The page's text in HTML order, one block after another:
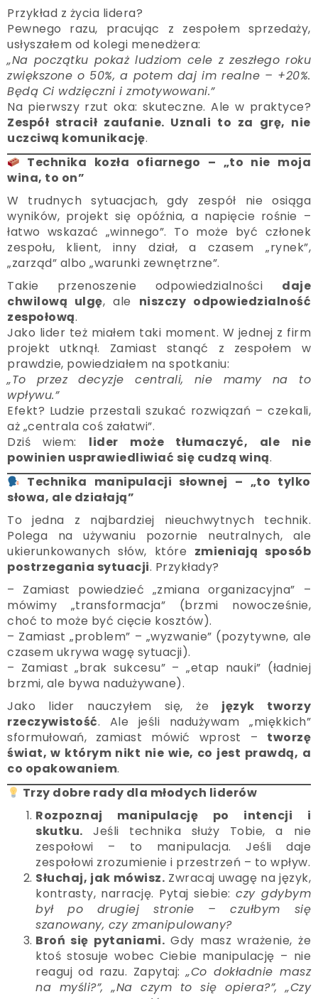
Przykład z życia lidera?
Pewnego razu, pracując z zespołem sprzedaży,
usłyszałem od kolegi menedżera:
„Na początku pokaż ludziom cele z zeszłego roku
zwiększone o 50%, a potem daj im realne – +20%.
Będą Ci wdzięczni i zmotywowani.”
Na pierwszy rzut oka: skuteczne. Ale w praktyce?
Zespół stracił zaufanie. Uznali to za grę, nie
uczciwą komunikację.
Technika kozła ofiarnego – „to nie moja
wina, to on”
W trudnych sytuacjach, gdy zespół nie osiąga
wyników, projekt się opóźnia, a napięcie rośnie –
łatwo wskazać „winnego”. To może być członek
zespołu, klient, inny dział, a czasem „rynek”,
„zarząd” albo „warunki zewnętrzne”.
Takie przenoszenie odpowiedzialności daje
chwilową ulgę, ale niszczy odpowiedzialność
zespołową.
Jako lider też miałem taki moment. W jednej z firm
projekt utknął. Zamiast stanąć z zespołem w
prawdzie, powiedziałem na spotkaniu:
„To przez decyzje centrali, nie mamy na to
wpływu.”
Efekt? Ludzie przestali szukać rozwiązań – czekali,
aż „centrala coś załatwi”.
Dziś wiem: lider może tłumaczyć, ale nie
powinien usprawiedliwiać się cudzą winą.
Technika manipulacji słownej – „to tylko
słowa, ale działają”
To jedna z najbardziej nieuchwytnych technik.
Polega na używaniu pozornie neutralnych, ale
ukierunkowanych słów, które zmieniają sposób
postrzegania sytuacji. Przykłady?
– Zamiast powiedzieć „zmiana organizacyjna” –
mówimy „transformacja” (brzmi nowocześnie,
choć to może być cięcie kosztów).
– Zamiast „problem” – „wyzwanie” (pozytywne, ale
czasem ukrywa wagę sytuacji).
– Zamiast „brak sukcesu” – „etap nauki” (ładniej
brzmi, ale bywa nadużywane).
Jako lider nauczyłem się, że język tworzy
rzeczywistość. Ale jeśli nadużywam „miękkich”
sformułowań, zamiast mówić wprost – tworzę
świat, w którym nikt nie wie, co jest prawdą, a
co opakowaniem.
Trzy dobre rady dla młodych liderów
Rozpoznaj manipulację po intencji i
skutku. Jeśli technika służy Tobie, a nie
zespołowi – to manipulacja. Jeśli daje
zespołowi zrozumienie i przestrzeń – to wpływ.
Słuchaj, jak mówisz. Zwracaj uwagę na język,
kontrasty, narrację. Pytaj siebie:czy gdybym
był po drugiej stronie – czułbym się
szanowany, czy zmanipulowany?
Broń się pytaniami. Gdy masz wrażenie, że
ktoś stosuje wobec Ciebie manipulację – nie
reaguj od razu. Zapytaj:„Co dokładnie masz
na myśli?”, „Na czym to się opiera?”, „Czy